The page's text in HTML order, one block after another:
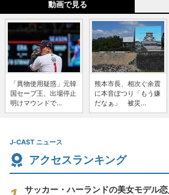
動画で見る
「異物使用疑惑」元韓
国セーブ王、出場停止
明けマウンドで...
熊本市長、相次ぐ余震
に本音ぽつり「もう嫌
だなぁ」 被災...
J-CAST ニュース
アクセスランキング
サッカー・ハーランドの美女モデル